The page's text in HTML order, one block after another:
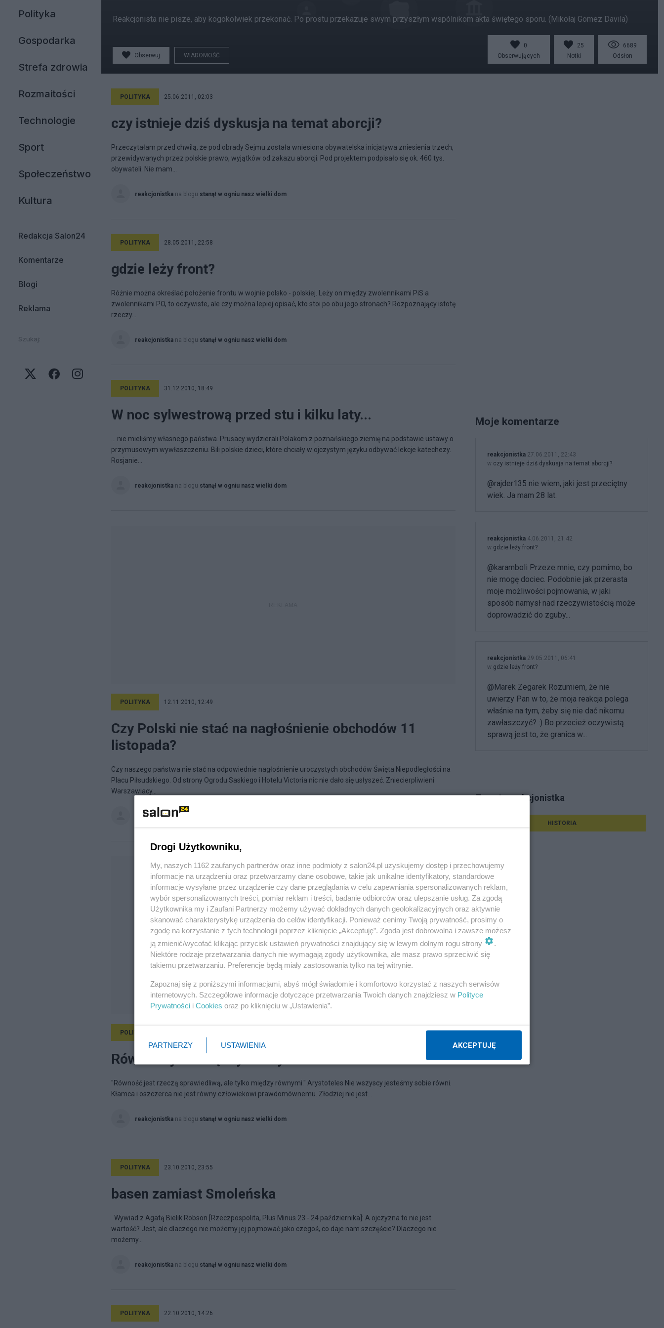
Polityka
Gospodarka
Strefa zdrowia
Rozmaitości
Technologie
Sport
Społeczeństwo
Kultura
Redakcja Salon24
Komentarze
Blogi
Reklama
Szukaj:
Reakcjonista nie pisze, aby kogokolwiek przekonać. Po prostu przekazuje swym przyszłym wspólnikom akta świętego sporu. (Mikołaj Gomez Davila)
Obserwuj WIADOMOŚĆ
0
Obserwujących
25
Notki
6689
Odsłon
POLITYKA 25.06.2011, 02:03
czy istnieje dziś dyskusja na temat aborcji?
Przeczytałam przed chwilą, że pod obrady Sejmu została wniesiona obywatelska inicjatywa zniesienia trzech,
przewidywanych przez polskie prawo, wyjątków od zakazu aborcji. Pod projektem podpisało się ok. 460 tys.
obywateli. Nie mam...
reakcjonistka na blogu stanął w ogniu nasz wielki dom
POLITYKA 28.05.2011, 22:58
gdzie leży front?
Różnie można określać położenie frontu w wojnie polsko - polskiej. Leży on między zwolennikami PiS a
zwolennikami PO, to oczywiste, ale czy można lepiej opisać, kto stoi po obu jego stronach? Rozpoznający istotę
rzeczy...
reakcjonistka na blogu stanął w ogniu nasz wielki dom
POLITYKA 31.12.2010, 18:49
W noc sylwestrową przed stu i kilku laty...
... nie mieliśmy własnego państwa. Prusacy wydzierali Polakom z poznańskiego ziemię na podstawie ustawy o
przymusowym wywłaszczeniu. Bili polskie dzieci, które chciały w ojczystym języku odbywać lekcje katechezy.
Rosjanie...
reakcjonistka na blogu stanął w ogniu nasz wielki dom
POLITYKA 12.11.2010, 12:49
Czy Polski nie stać na nagłośnienie obchodów 11
listopada?
Czy naszego państwa nie stać na odpowiednie nagłośnienie uroczystych obchodów Święta Niepodległości na
Placu Piłsudskiego. Od strony Ogrodu Saskiego i Hotelu Victoria nic nie dało się usłyszeć. Zniecierpliwieni
Warszawiacy...
reakcjonistka na blogu
POLITYKA
Równość jest między równymi
"Równość jest rzeczą sprawiedliwą, ale tylko między równymi." Arystoteles Nie wszyscy jesteśmy sobie równi.
Kłamca i oszczerca nie jest równy człowiekowi prawdomównemu. Złodziej nie jest...
reakcjonistka na blogu stanął w ogniu nasz wielki dom
POLITYKA 23.10.2010, 23:55
basen zamiast Smoleńska
Wywiad z Agatą Bielik Robson [Rzeczpospolita, Plus Minus 23 - 24 października]: A ojczyzna to nie jest
wartość? Jest, ale dlaczego nie możemy jej pojmować jako czegoś, co daje nam szczęście? Dlaczego nie
możemy...
reakcjonistka na blogu stanął w ogniu nasz wielki dom
POLITYKA 22.10.2010, 14:26
Moje komentarze
reakcjonistka 27.06.2011, 22:43
w czy istnieje dziś dyskusja na temat aborcji?
@rajder135 nie wiem, jaki jest przeciętny
wiek. Ja mam 28 lat.
reakcjonistka 4.06.2011, 21:42
w gdzie leży front?
@karamboli Przeze mnie, czy pomimo, bo
nie mogę dociec. Podobnie jak przerasta
moje możliwości pojmowania, w jaki
sposób namysł nad rzeczywistością może
doprowadzić do zguby...
reakcjonistka 29.05.2011, 06:41
w gdzie leży front?
@Marek Zegarek Rozumiem, że nie
uwierzy Pan w to, że moja reakcja polega
właśnie na tym, żeby się nie dać nikomu
zawłaszczyć? :) Bo przecież oczywistą
sprawą jest to, że granica w...
Tematy reakcjonistka
HISTORIA
Drogi Użytkowniku,
My, naszych 1162 zaufanych partnerów oraz inne podmioty z salon24.pl uzyskujemy dostęp i przechowujemy
informacje na urządzeniu oraz przetwarzamy dane osobowe, takie jak unikalne identyfikatory, standardowe
informacje wysyłane przez urządzenie czy dane przeglądania w celu zapewniania spersonalizowanych reklam,
wybór spersonalizowanych treści, pomiar reklam i treści, badanie odbiorców oraz ulepszanie usług. Za zgodą
Użytkownika my i Zaufani Partnerzy możemy używać dokładnych danych geolokalizacyjnych oraz aktywnie
skanować charakterystykę urządzenia do celów identyfikacji. Ponieważ cenimy Twoją prywatność, prosimy o
zgodę na korzystanie z tych technologii poprzez kliknięcie „Akceptuję”. Zgoda jest dobrowolna i zawsze możesz
ją zmienić/wycofać klikając przycisk ustawień prywatności znajdujący się w lewym dolnym rogu strony
.
Niektóre rodzaje przetwarzania danych nie wymagają zgody użytkownika, ale masz prawo sprzeciwić się
takiemu przetwarzaniu. Preferencje będą miały zastosowania tylko na tej witrynie.
Zapoznaj się z poniższymi informacjami, abyś mógł świadomie i komfortowo korzystać z naszych serwisów
internetowych. Szczegółowe informacje dotyczące przetwarzania Twoich danych znajdziesz w Polityce
Prywatności i Cookies oraz po kliknięciu w „Ustawienia”.
PARTNERZY USTAWIENIA AKCEPTUJĘ